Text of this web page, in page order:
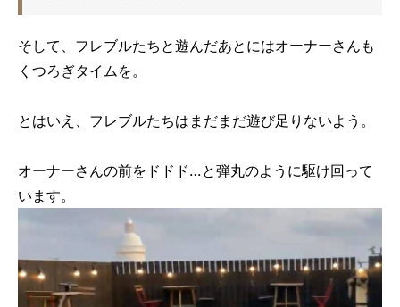
そして、フレブルたちと遊んだあとにはオーナーさんも
くつろぎタイムを。
とはいえ、フレブルたちはまだまだ遊び足りないよう。
オーナーさんの前をドドド…と弾丸のように駆け回って
います。